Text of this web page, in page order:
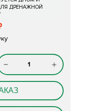
ДРЕНАЖНОЙ